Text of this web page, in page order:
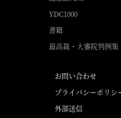
YDC1000
書籍
最高裁・大審院判例集
お問い合わせ
プライバシーポリシ
外部送信